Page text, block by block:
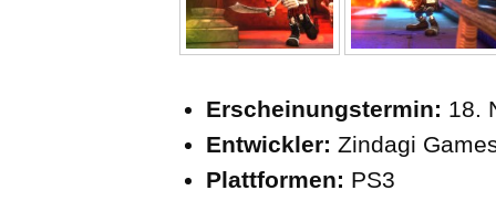
Erscheinungstermin: 18.
Entwickler: Zindagi
Plattformen: PS3